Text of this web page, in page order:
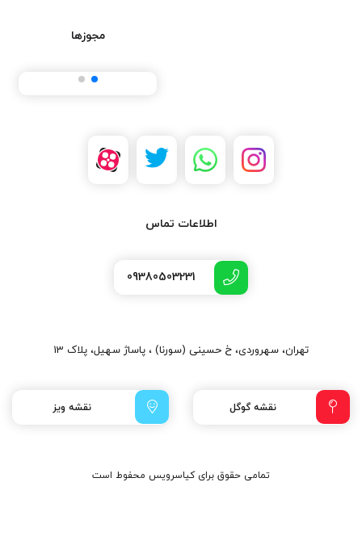
مجوزها
اطلاعات تماس
09380503231
تهران، سهروردی، خ حسینی (سورنا) ، پاساژ سهیل، پلاک 13
نقشه گوگل نقشه ویز
تمامی حقوق برای کیاسرویس محفوط است